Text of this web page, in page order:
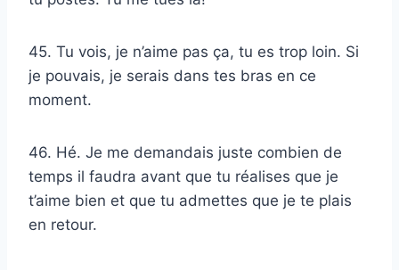
45. Tu vois, je n’aime pas ça, tu es trop loin. Si
je pouvais, je serais dans tes bras en ce
moment.
46. Hé. Je me demandais juste combien de
temps il faudra avant que tu réalises que je
t’aime bien et que tu admettes que je te plais
en retour.